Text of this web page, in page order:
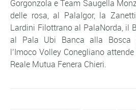
Gorgonzola e Team Saugella
delle rosa, al PalaIgor, la
Lardini Filottrano al PalaNorda, il
al Pala Ubi Banca alla Bosca
l’Imoco Volley Conegliano
Reale Mutua Fenera Chieri.